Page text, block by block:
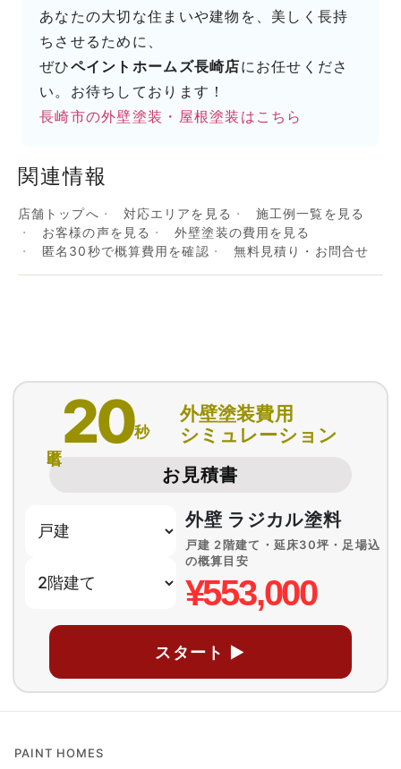
あなたの大切な住まいや建物を、美しく長持
ちさせるために、
ぜひペイントホームズ長崎店にお任せくださ
い。お待ちしております！
長崎市の外壁塗装・屋根塗装はこちら
関連情報
店舗トップへ 対応エリアを見る
施工例一覧を見る
お客様の声を見る
外壁塗装の費用を見る
匿名30秒で概算費用を確認
無料見積り・お問合せ
20秒
外壁塗装費用
シミュレーション
お見積書
外壁 ラジカル塗料
戸建 2階建て・延床30坪・足場込
の概算目安
¥553,000
スタート ▶
PAINT HOMES